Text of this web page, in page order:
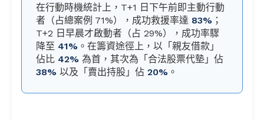
在行動時機統計上，T+1 日下午前即主動行動
者（占總案例 71%），成功救援率達 83% ；
T+2 日早晨才啟動者（占 29%），成功率驟
降至 41% 。在籌資途徑上，以「親友借款」
佔比 42% 為首，其次為「合法股票代墊」佔
38% 以及「賣出持股」佔 20% 。